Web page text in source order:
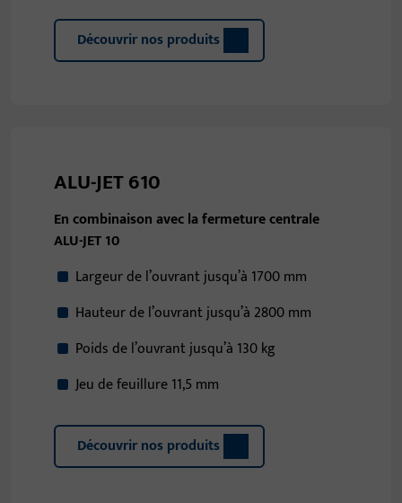
Découvrir nos produits
ALU-JET 610
En combinaison avec la fermeture centrale
ALU-JET 10
Largeur de l’ouvrant jusqu’à 1700 mm
Hauteur de l’ouvrant jusqu’à 2800 mm
Poids de l’ouvrant jusqu’à 130 kg
Jeu de feuillure 11,5 mm
Découvrir nos produits